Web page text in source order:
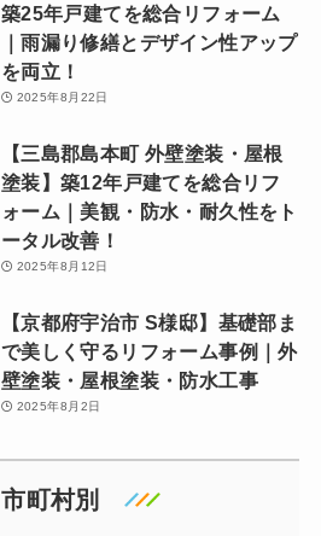
築25年戸建てを総合リフォーム
｜雨漏り修繕とデザイン性アップ
を両立！
2025年8月22日
【三島郡島本町 外壁塗装・屋根
塗装】築12年戸建てを総合リフ
ォーム｜美観・防水・耐久性をト
ータル改善！
2025年8月12日
【京都府宇治市 S様邸】基礎部ま
で美しく守るリフォーム事例｜外
壁塗装・屋根塗装・防水工事
2025年8月2日
市町村別